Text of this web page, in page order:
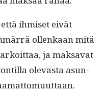
ihmiset eivät
ollenkaan mitä
ja mak­sa­vat
olev­as­ta asun­